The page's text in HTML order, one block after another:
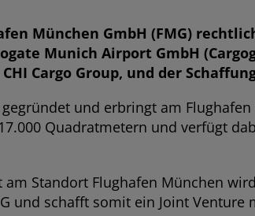
München GmbH (FMG)
Munich Airport GmbH
Cargo Group, und der
und erbringt am
Quadratmetern und verfügt
Standort Flughafen München
und schafft somit ein Joint